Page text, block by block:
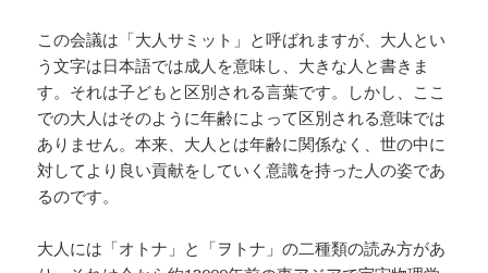
この会議は「大人サミット」と呼ばれますが、大人とい
う文字は日本語では成人を意味し、大きな人と書きま
す。それは子どもと区別される言葉です。しかし、ここ
での大人はそのように年齢によって区別される意味では
ありません。本来、大人とは年齢に関係なく、世の中に
対してより良い貢献をしていく意識を持った人の姿であ
るのです。
大人には「オトナ」と「ヲトナ」の二種類の読み方があ